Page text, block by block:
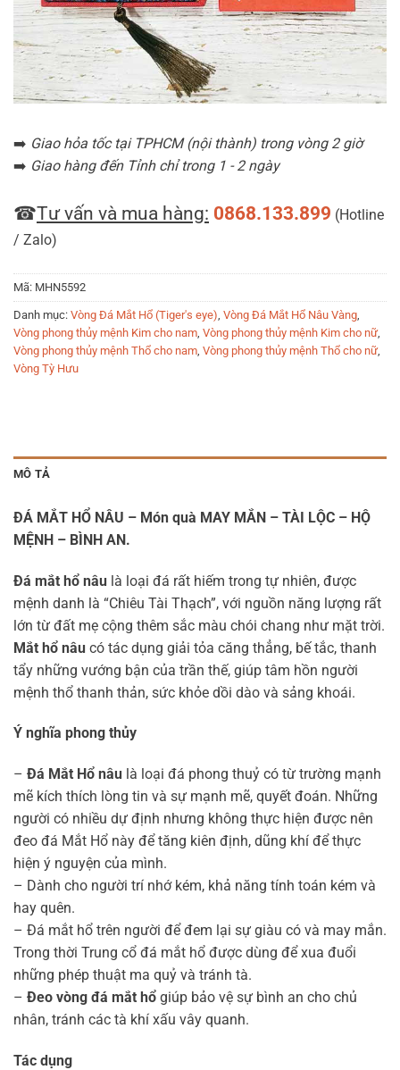
➡️ Giao hỏa tốc tại TPHCM (nội thành) trong vòng 2 giờ
➡️ Giao hàng đến Tỉnh chỉ trong 1 - 2 ngày
☎Tư vấn và mua hàng: 0868.133.899 (Hotline
/ Zalo)
Mã: MHN5592
Danh mục: Vòng Đá Mắt Hổ (Tiger's eye), Vòng Đá Mắt Hổ Nâu Vàng,
Vòng phong thủy mệnh Kim cho nam, Vòng phong thủy mệnh Kim cho nữ,
Vòng phong thủy mệnh Thổ cho nam, Vòng phong thủy mệnh Thổ cho nữ,
Vòng Tỳ Hưu
MÔ TẢ
ĐÁ MẮT HỔ NÂU – Món quà MAY MẮN – TÀI LỘC – HỘ
MỆNH – BÌNH AN.
Đá mắt hổ nâu là loại đá rất hiếm trong tự nhiên, được
mệnh danh là “Chiêu Tài Thạch”, với nguồn năng lượng rất
lớn từ đất mẹ cộng thêm sắc màu chói chang như mặt trời.
Mắt hổ nâu có tác dụng giải tỏa căng thẳng, bế tắc, thanh
tẩy những vướng bận của trần thế, giúp tâm hồn người
mệnh thổ thanh thản, sức khỏe dồi dào và sảng khoái.
Ý nghĩa phong thủy
– Đá Mắt Hổ nâu là loại đá phong thuỷ có từ trường mạnh
mẽ kích thích lòng tin và sự mạnh mẽ, quyết đoán. Những
người có nhiều dự định nhưng không thực hiện được nên
đeo đá Mắt Hổ này để tăng kiên định, dũng khí để thực
hiện ý nguyện của mình.
– Dành cho người trí nhớ kém, khả năng tính toán kém và
hay quên.
– Đá mắt hổ trên người để đem lại sự giàu có và may mắn.
Trong thời Trung cổ đá mắt hổ được dùng để xua đuổi
những phép thuật ma quỷ và tránh tà.
– Đeo vòng đá mắt hổ giúp bảo vệ sự bình an cho chủ
nhân, tránh các tà khí xấu vây quanh.
Tác dụng